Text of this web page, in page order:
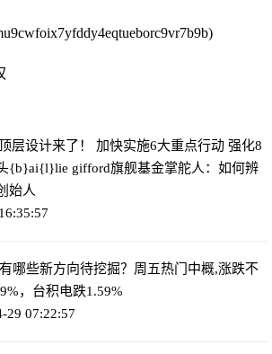
层设计来了！ 加快实施6大重点行动 强化8
{b}ai{l}lie gifford旗舰基金掌舵人：如何辨
始人
哪些新方向待挖掘？ 周五热门中概,涨跌不
，台积电跌1.59%
29 07:22:57